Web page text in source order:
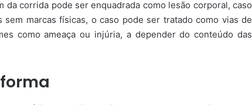
da corrida pode ser enquadrada como lesão corporal, caso
marcas físicas, o caso pode ser tratado como vias de
como ameaça ou injúria, a depender do conteúdo das